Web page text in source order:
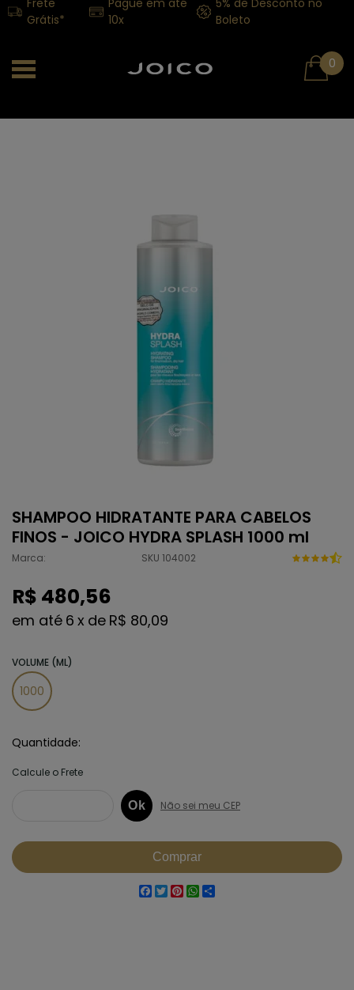
Frete
Grátis*
Pague em até
10x
5% de Desconto no
Boleto
0
SHAMPOO HIDRATANTE PARA CABELOS
FINOS - JOICO HYDRA SPLASH 1000 ml
Marca: SKU 104002
R$ 480,56
6 x de R$ 80,09
VOLUME (ML)
1000
Quantidade
Facebook
Twitter
Pinterest
WhatsApp